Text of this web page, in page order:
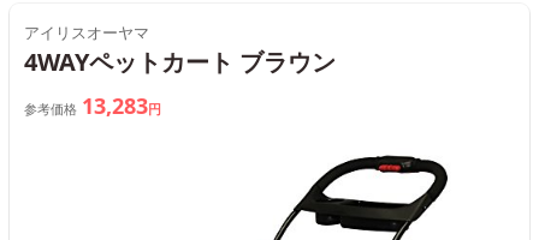
アイリスオーヤマ
4WAYペットカート ブラウン
参考価格 13,283円